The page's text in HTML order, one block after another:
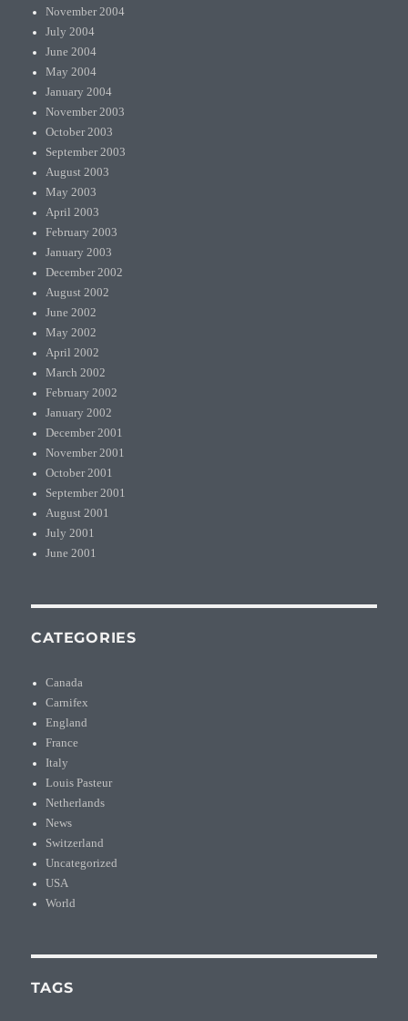
November 2004
July 2004
June 2004
May 2004
January 2004
November 2003
October 2003
September 2003
August 2003
May 2003
April 2003
February 2003
January 2003
December 2002
August 2002
June 2002
May 2002
April 2002
March 2002
February 2002
January 2002
December 2001
November 2001
October 2001
September 2001
August 2001
July 2001
June 2001
CATEGORIES
Canada
Carnifex
England
France
Italy
Louis Pasteur
Netherlands
News
Switzerland
Uncategorized
USA
World
TAGS